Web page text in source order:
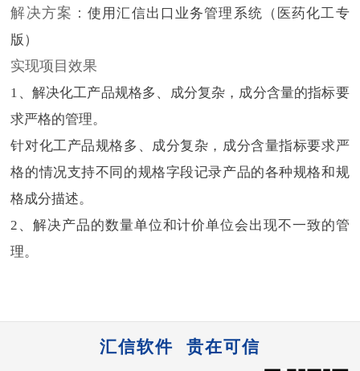
解决方案：使用汇信出口业务管理系统（医药化工专
版）
实现项目效果
1、解决化工产品规格多、成分复杂，成分含量的指标要
求严格的管理。
针对化工产品规格多、成分复杂，成分含量指标要求严
格的情况支持不同的规格字段记录产品的各种规格和规
格成分描述。
2、解决产品的数量单位和计价单位会出现不一致的管
理。
汇信软件 贵在可信